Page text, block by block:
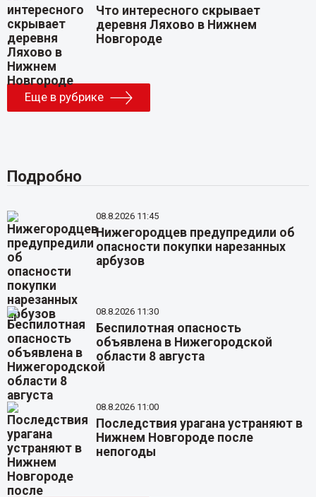
Что интересного скрывает
деревня Ляхово в Нижнем
Новгороде
Еще в рубрике
Подробно
08.8.2026 11:45
Нижегородцев предупредили об
опасности покупки нарезанных
арбузов
08.8.2026 11:30
Беспилотная опасность
объявлена в Нижегородской
области 8 августа
08.8.2026 11:00
Последствия урагана устраняют в
Нижнем Новгороде после
непогоды